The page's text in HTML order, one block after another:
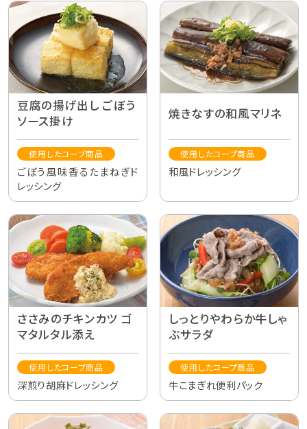
豆腐の揚げ出し ごぼう
ソース掛け
使用したコープ商品
ごぼう風味香るたまねぎド
レッシング
焼きなすの和風マリネ
使用したコープ商品
和風ドレッシング
ささみのチキンカツ ゴ
マタルタル添え
使用したコープ商品
深煎り胡麻ドレッシング
しっとりやわらか牛しゃ
ぶサラダ
使用したコープ商品
牛こまぎれ便利パック